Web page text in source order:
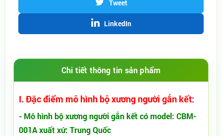
Tweet
LinkedIn
Chi tiết thông tin sản phẩm
I. Đặc điểm mô hình bộ xương người gắn kết:
- Mô hình bộ xương người gắn kết có model: CBM-
001A xuất xứ: Trung Quốc